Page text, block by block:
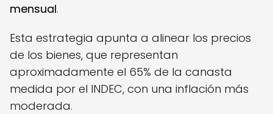
mensual.
Esta estrategia apunta a alinear los precios
de los bienes, que representan
aproximadamente el 65% de la canasta
medida por el INDEC, con una inflación más
moderada.